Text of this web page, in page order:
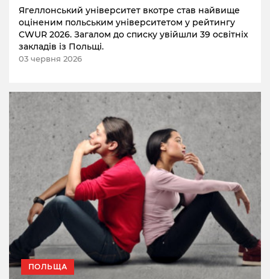
Ягеллонський університет вкотре став найвище
оціненим польським університетом у рейтингу
CWUR 2026. Загалом до списку увійшли 39 освітніх
закладів із Польщі.
03 червня 2026
ПОЛЬЩА